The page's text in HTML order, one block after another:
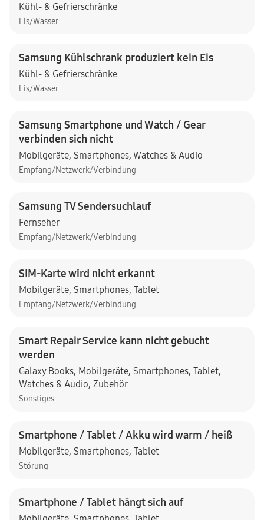
Kühl- & Gefrierschränke
Eis/Wasser
Samsung Kühlschrank produziert kein Eis
Kühl- & Gefrierschränke
Eis/Wasser
Samsung Smartphone und Watch / Gear
verbinden sich nicht
Mobilgeräte, Smartphones, Watches & Audio
Empfang/Netzwerk/Verbindung
Samsung TV Sendersuchlauf
Fernseher
Empfang/Netzwerk/Verbindung
SIM-Karte wird nicht erkannt
Mobilgeräte, Smartphones, Tablet
Empfang/Netzwerk/Verbindung
Smart Repair Service kann nicht gebucht
werden
Galaxy Books, Mobilgeräte, Smartphones, Tablet,
Watches & Audio, Zubehör
Sonstiges
Smartphone / Tablet / Akku wird warm / heiß
Mobilgeräte, Smartphones, Tablet
Störung
Smartphone / Tablet hängt sich auf